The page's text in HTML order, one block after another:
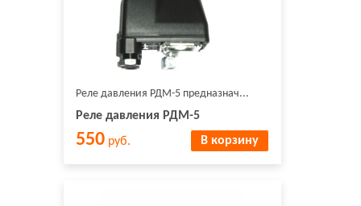
Реле давления РДМ-5 предназнач...
Реле давления РДМ-5
550 руб. В корзину